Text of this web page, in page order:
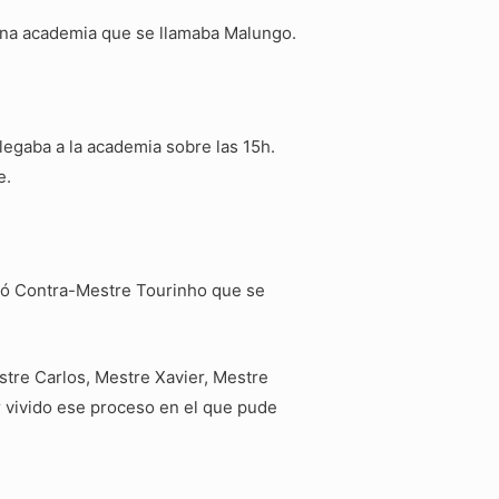
academia que se llamaba Malungo.
a la academia sobre las 15h.
Contra-Mestre Tourinho que se
Carlos, Mestre Xavier, Mestre
ese proceso en el que pude